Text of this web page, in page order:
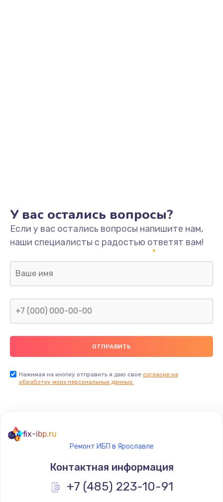
Замена/Pемонт карбюратора
1300 руб.
Заказать
Ремонт капиллярной трубки
400 руб.
Заказать
Замена термостата
1200 руб.
Заказать
У вас остались вопросы?
Если у вас остались вопросы напишите нам,
наши специалисты с радостью ответят вам!
Нажимая на кнопку отправить я даю свое согласие на
обработку моих персональных данных.
fix-ibp.ru
Ремонт ИБП в Ярославле
Контактная информация
+7 (485) 223-10-91